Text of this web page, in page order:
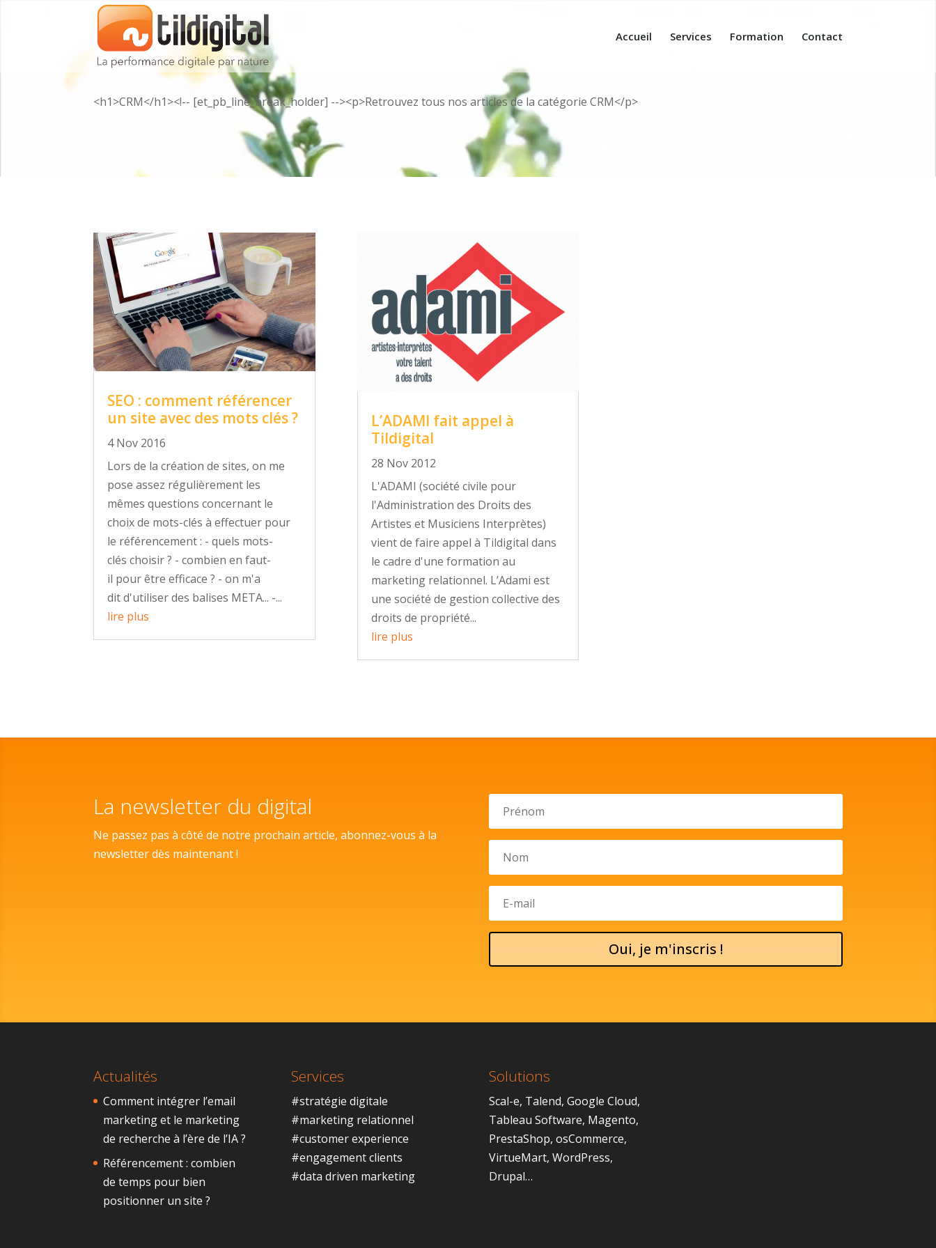
Accueil Services Formation Contact
<h1>CRM</h1><!-- [et_pb_line_break_holder] --><p>Retrouvez tous nos articles de la catégorie CRM</p>
SEO : comment référencer
un site avec des mots clés ?
4 Nov 2016
Lors de la création de sites, on me
pose assez régulièrement les
mêmes questions concernant le
choix de mots-clés à effectuer pour
le référencement : - quels mots-
clés choisir ? - combien en faut-
il pour être efficace ? - on m'a
dit d'utiliser des balises META... -...
lire plus
L’ADAMI fait appel à
Tildigital
28 Nov 2012
L'ADAMI (société civile pour
l'Administration des Droits des
Artistes et Musiciens Interprètes)
vient de faire appel à Tildigital dans
le cadre d'une formation au
marketing relationnel. L’Adami est
une société de gestion collective des
droits de propriété...
lire plus
La newsletter du digital
Ne passez pas à côté de notre prochain article, abonnez-vous à la
newsletter dès maintenant !
Oui, je m'inscris !
Actualités
Comment intégrer l’email
marketing et le marketing
de recherche à l’ère de l’IA ?
Référencement : combien
de temps pour bien
positionner un site ?
Services
#stratégie digitale
#marketing relationnel
#customer experience
#engagement clients
#data driven marketing
Solutions
Scal-e, Talend, Google Cloud,
Tableau Software, Magento,
PrestaShop, osCommerce,
VirtueMart, WordPress,
Drupal…